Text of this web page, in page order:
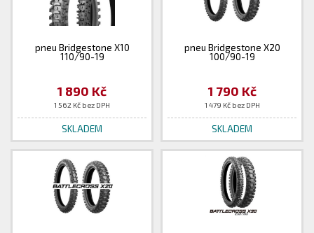
pneu Bridgestone X10
110/90-19
1 890 Kč
1 562 Kč bez DPH
SKLADEM
pneu Bridgestone X20
100/90-19
1 790 Kč
1 479 Kč bez DPH
SKLADEM